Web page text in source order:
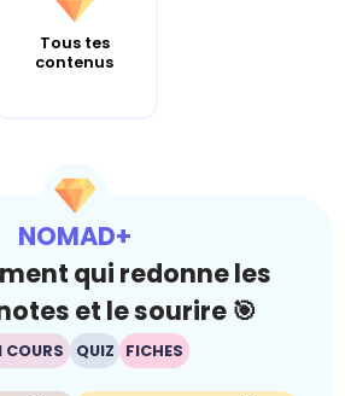
Tous tes
contenus
NOMAD+
qui redonne les
et le sourire 🎯
COURS QUIZ FICHES